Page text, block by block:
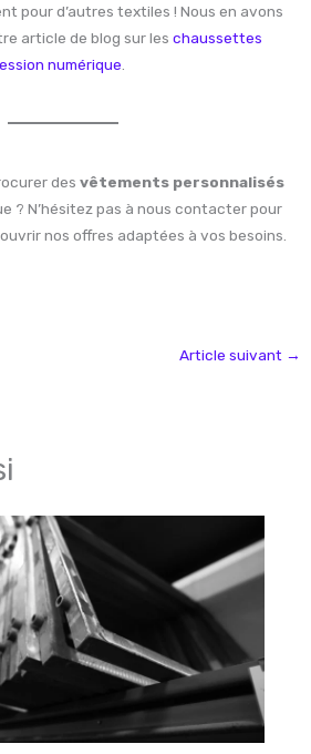
pour d’autres textiles ! Nous en avons
article de blog sur leschaussettes
numérique
desvêtements personnalisés
? N’hésitez pas à nous contacter pour
nos offres adaptées à vos besoins.
Article suivant →